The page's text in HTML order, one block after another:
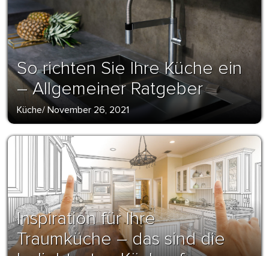
So richten Sie Ihre Küche ein
– Allgemeiner Ratgeber
Küche/ November 26, 2021
Inspiration für Ihre
Traumküche – das sind die